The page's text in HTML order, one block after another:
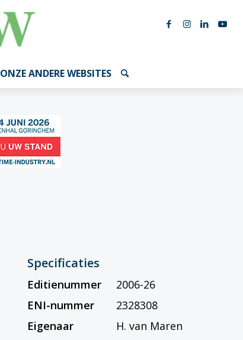
ONZE ANDERE WEBSITES
Specificaties
Editienummer
2006-26
ENI-nummer
2328308
Eigenaar
H. van Maren